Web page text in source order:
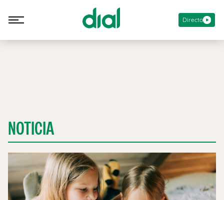
Directo
NOTICIA